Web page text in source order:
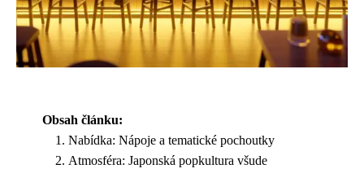
Obsah článku:
Nabídka: Nápoje a tematické pochoutky
Atmosféra: Japonská popkultura všude